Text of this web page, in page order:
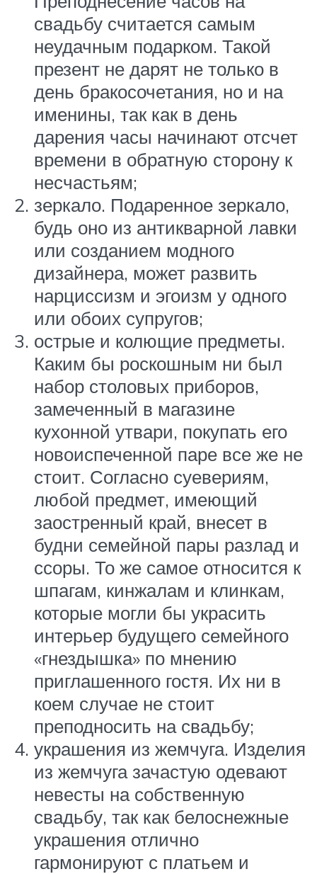
свадьбу считается самым
неудачным подарком. Такой
презент не дарят не только в
день бракосочетания, но и на
именины, так как в день
дарения часы начинают отсчет
времени в обратную сторону к
несчастьям;
зеркало. Подаренное зеркало,
будь оно из антикварной лавки
или созданием модного
дизайнера, может развить
нарциссизм и эгоизм у одного
или обоих супругов;
острые и колющие предметы.
Каким бы роскошным ни был
набор столовых приборов,
замеченный в магазине
кухонной утвари, покупать его
новоиспеченной паре все же не
стоит. Согласно суевериям,
любой предмет, имеющий
заостренный край, внесет в
будни семейной пары разлад и
ссоры. То же самое относится к
шпагам, кинжалам и клинкам,
которые могли бы украсить
интерьер будущего семейного
«гнездышка» по мнению
приглашенного гостя. Их ни в
коем случае не стоит
преподносить на свадьбу;
украшения из жемчуга. Изделия
из жемчуга зачастую одевают
невесты на собственную
свадьбу, так как белоснежные
украшения отлично
гармонируют с платьем и